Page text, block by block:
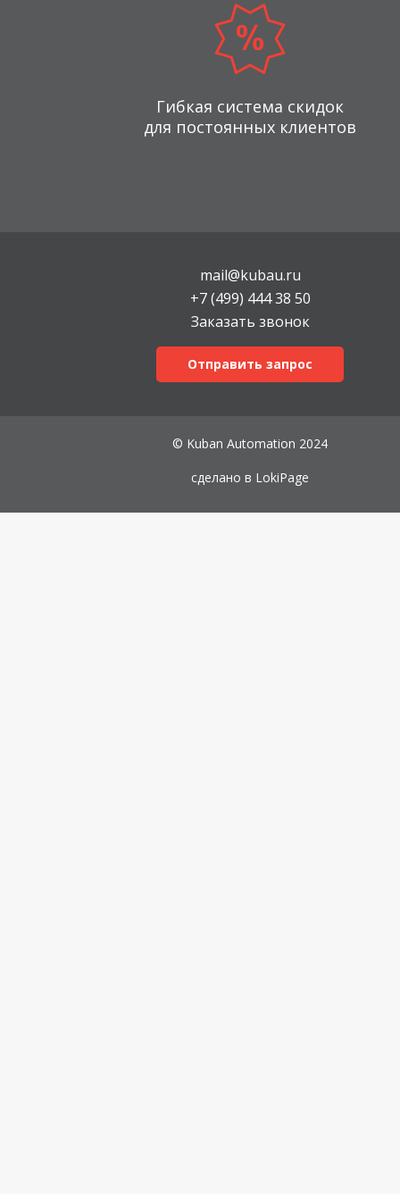
Гибкая система скидок
для постоянных клиентов
mail@kubau.ru
+7 (499) 444 38 50
Заказать звонок
Отправить запрос
© Kuban Automation 2024
сделано в LokiPage